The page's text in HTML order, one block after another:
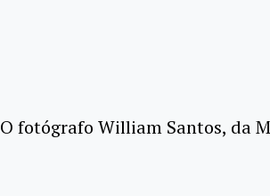
O fotógrafo William Santos, da